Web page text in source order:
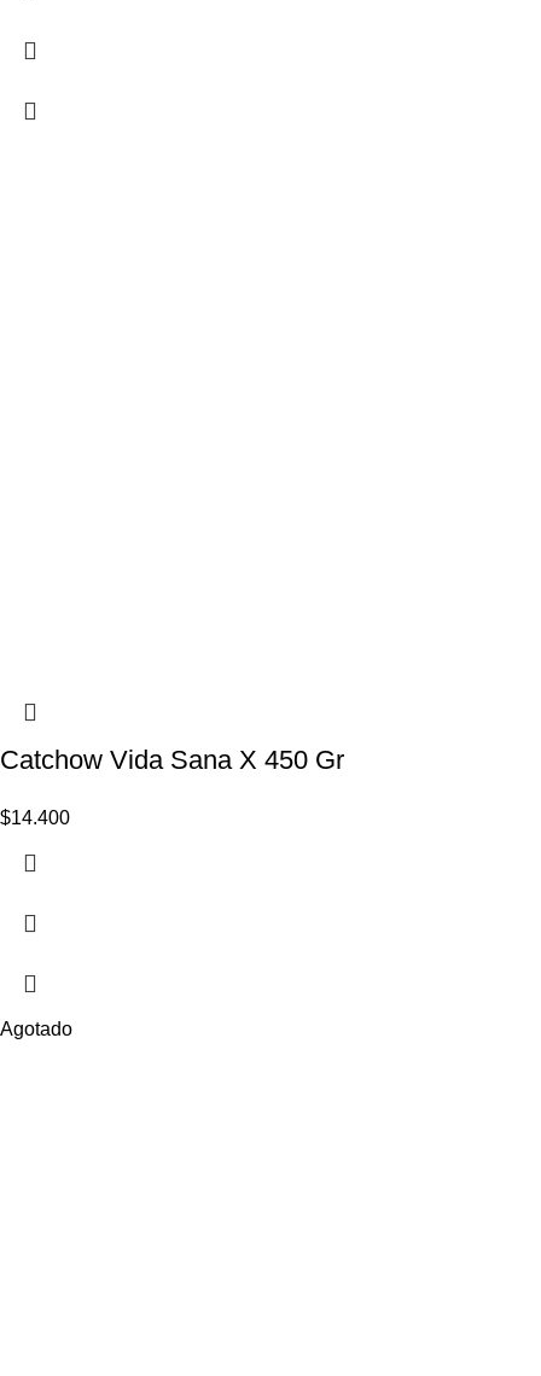
Catchow Vida Sana X 450 Gr
$14.400
Agotado